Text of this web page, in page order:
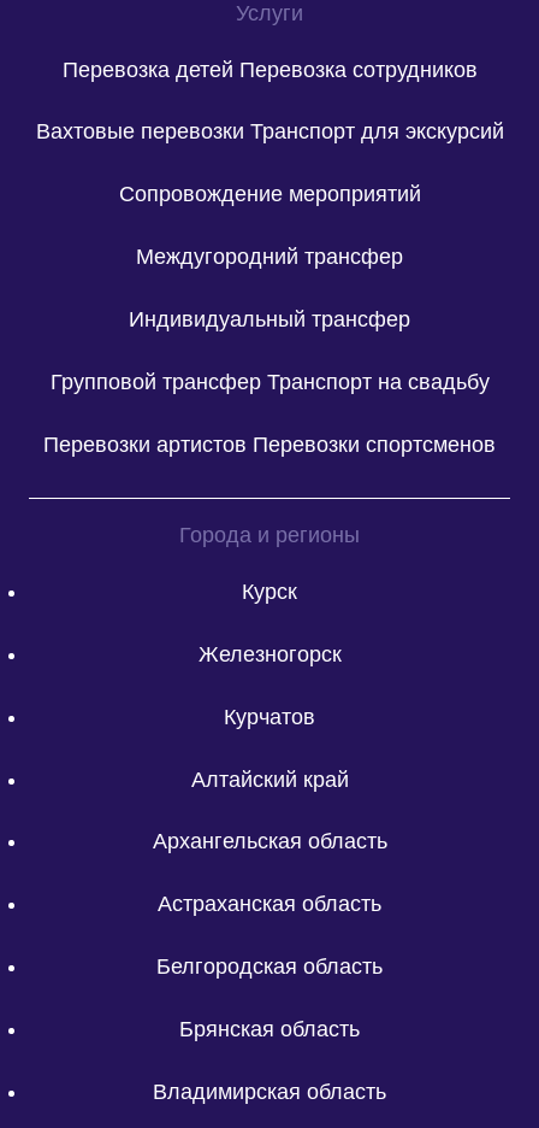
Услуги
Перевозка детей Перевозка сотрудников
Вахтовые перевозки Транспорт для экскурсий
Сопровождение мероприятий
Междугородний трансфер
Индивидуальный трансфер
Групповой трансфер Транспорт на свадьбу
Перевозки артистов Перевозки спортсменов
Города и регионы
Курск
Железногорск
Курчатов
Алтайский край
Архангельская область
Астраханская область
Белгородская область
Брянская область
Владимирская область